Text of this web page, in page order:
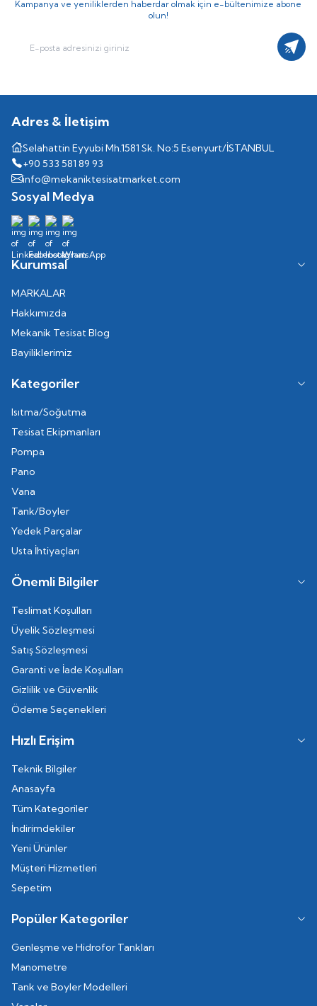
Kampanya ve yeniliklerden haberdar olmak için e-bültenimize abone
olun!
Adres & İletişim
Selahattin Eyyubi Mh.1581 Sk. No:5 Esenyurt/İSTANBUL
+90 533 581 89 93
info@mekaniktesisatmarket.com
Sosyal Medya
Kurumsal
MARKALAR
Hakkımızda
Mekanik Tesisat Blog
Bayiliklerimiz
Kategoriler
Isıtma/Soğutma
Tesisat Ekipmanları
Pompa
Pano
Vana
Tank/Boyler
Yedek Parçalar
Usta İhtiyaçları
Önemli Bilgiler
Teslimat Koşulları
Üyelik Sözleşmesi
Satış Sözleşmesi
Garanti ve İade Koşulları
Gizlilik ve Güvenlik
Ödeme Seçenekleri
Hızlı Erişim
Teknik Bilgiler
Anasayfa
Tüm Kategoriler
İndirimdekiler
Yeni Ürünler
Müşteri Hizmetleri
Sepetim
Popüler Kategoriler
Genleşme ve Hidrofor Tankları
Manometre
Tank ve Boyler Modelleri